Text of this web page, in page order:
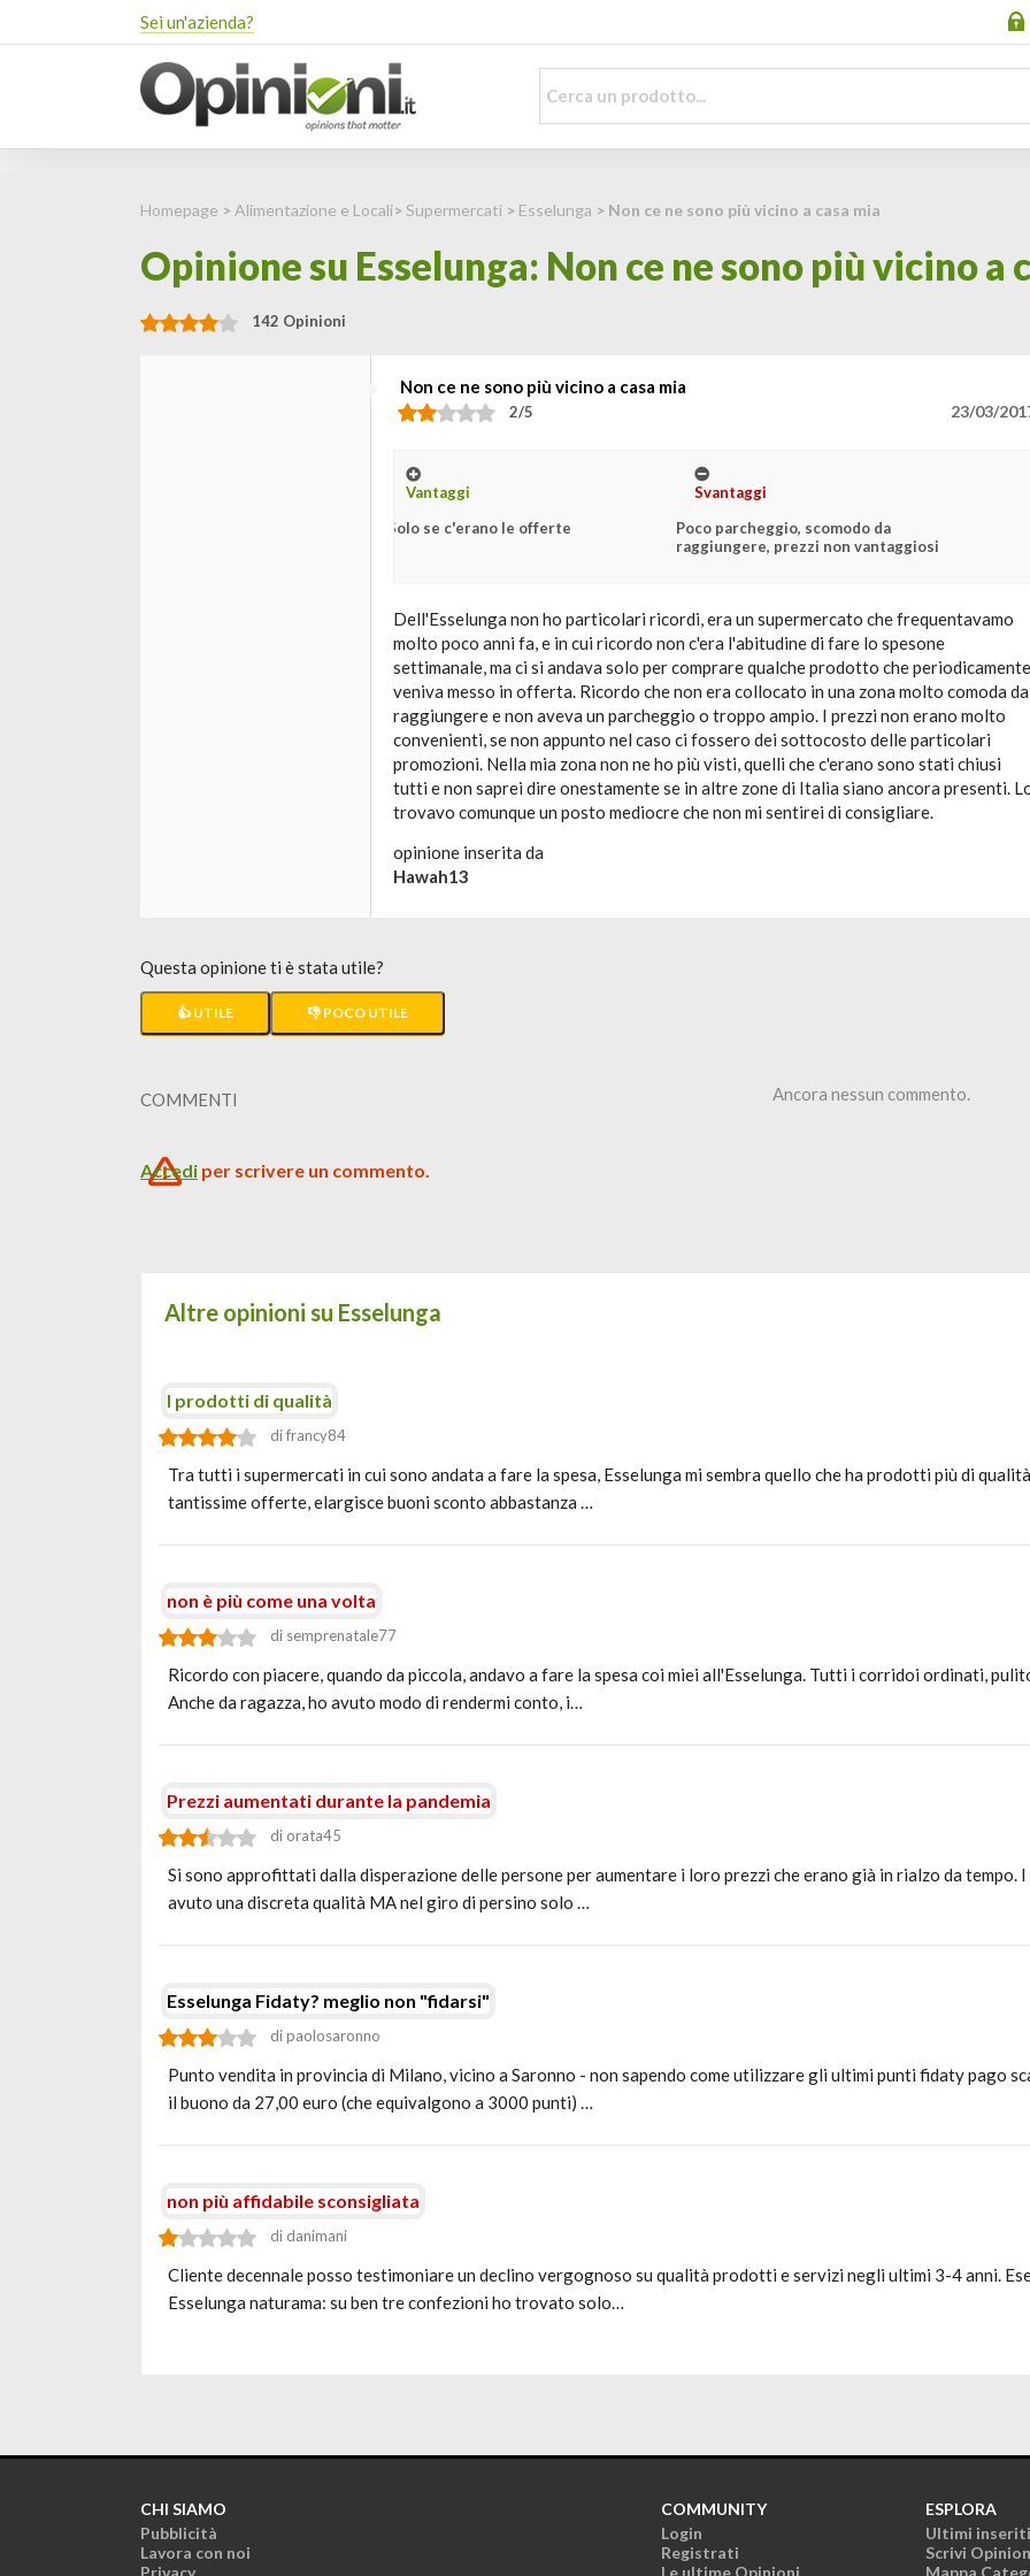
Sei un'azienda?
Homepage > Alimentazione e Locali>Supermercati > Esselunga > Non ce ne sono più vicino a casa mia
Opinione su Esselunga: Non ce ne sono più vicino a
142 Opinioni
Non ce ne sono più vicino a casa mia
2/5 23/03/
Vantaggi
Solo se c'erano le offerte
Svantaggi
Poco parcheggio, scomodo da
raggiungere, prezzi non vantaggiosi
Dell'Esselunga non ho particolari ricordi, era un supermercato che frequentavamo
molto poco anni fa, e in cui ricordo non c'era l'abitudine di fare lo spesone
settimanale, ma ci si andava solo per comprare qualche prodotto che periodicamente
veniva messo in offerta. Ricordo che non era collocato in una zona molto comoda da
raggiungere e non aveva un parcheggio o troppo ampio. I prezzi non erano molto
convenienti, se non appunto nel caso ci fossero dei sottocosto delle particolari
promozioni. Nella mia zona non ne ho più visti, quelli che c'erano sono stati chiusi
tutti e non saprei dire onestamente se in altre zone di Italia siano ancora presenti.
trovavo comunque un posto mediocre che non mi sentirei di consigliare.
opinione inserita da
Hawah13
Questa opinione ti è stata utile?
👍 UTILE 👎 POCO UTILE
COMMENTI Ancora nessun commento.
Accedi per scrivere un commento.
Altre opinioni su Esselunga
I prodotti di qualità
di francy84
Tra tutti i supermercati in cui sono andata a fare la spesa, Esselunga mi sembra quello che ha prodotti più di
tantissime offerte, elargisce buoni sconto abbastanza …
non è più come una volta
di semprenatale77
Ricordo con piacere, quando da piccola, andavo a fare la spesa coi miei all'Esselunga. Tutti i corridoi ordinati,
Anche da ragazza, ho avuto modo di rendermi conto, i…
Prezzi aumentati durante la pandemia
di orata45
Si sono approfittati dalla disperazione delle persone per aumentare i loro prezzi che erano già in rialzo da tempo.
avuto una discreta qualità MA nel giro di persino solo …
Esselunga Fidaty? meglio non "fidarsi"
di paolosaronno
Punto vendita in provincia di Milano, vicino a Saronno - non sapendo come utilizzare gli ultimi punti fidaty pago
il buono da 27,00 euro (che equivalgono a 3000 punti) …
non più affidabile sconsigliata
di danimani
Cliente decennale posso testimoniare un declino vergognoso su qualità prodotti e servizi negli ultimi 3-4 anni.
Esselunga naturama: su ben tre confezioni ho trovato solo…
CHI SIAMO
Pubblicità
Lavora con noi
Privacy
COMMUNITY
Login
Registrati
Le ultime Opinioni
ESPLORA
Ultimi inseriti
Scrivi
Mappa